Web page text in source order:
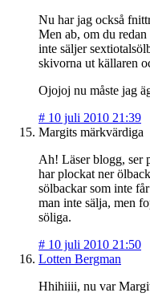
Nu har jag också
Men ab, om du
inte säljer
skivorna ut källaren
Ojojoj nu måste jag
# 10 juli 2010 21:39
Margits märkvärdiga
Ah! Läser blogg, ser
har plockat ner
sölbackar som inte
man inte sälja, men
söliga.
# 10 juli 2010 21:50
Lotten Bergman
Hhihiiii, nu var